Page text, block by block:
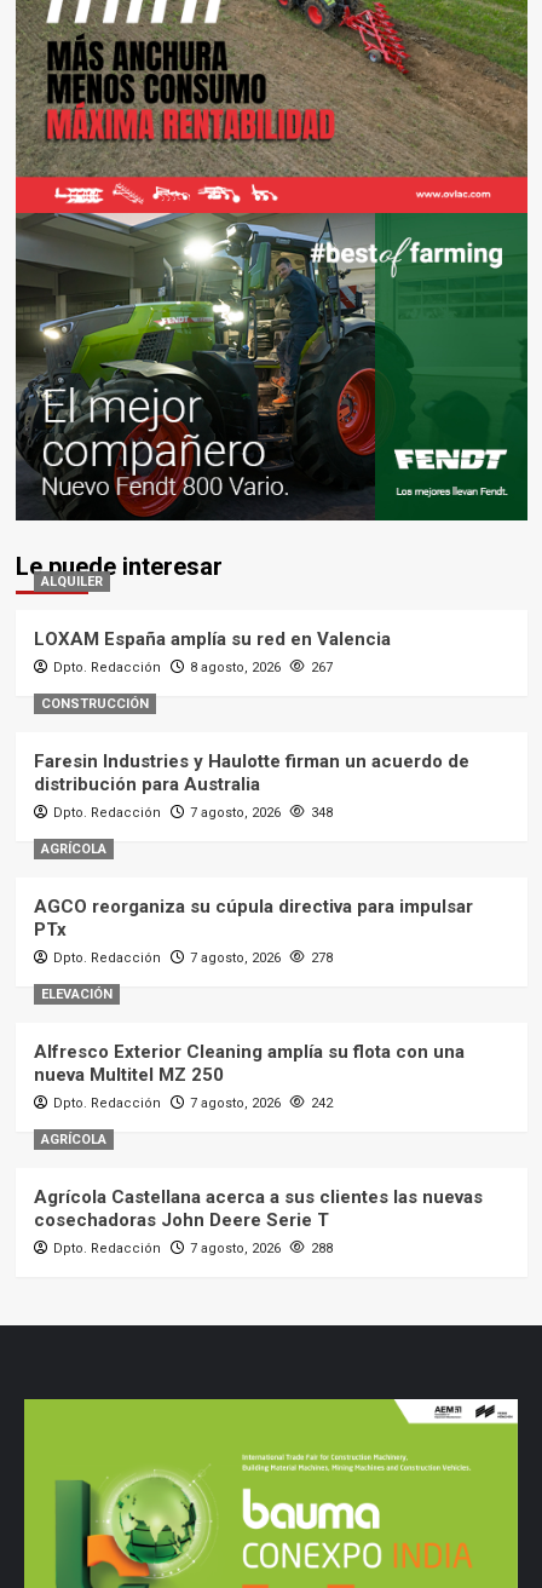
Le puede interesar
ALQUILER
LOXAM España amplía su red en Valencia
Dpto. Redacción 8 agosto, 2026 267
CONSTRUCCIÓN
Faresin Industries y Haulotte firman un acuerdo de
distribución para Australia
Dpto. Redacción 7 agosto, 2026 348
AGRÍCOLA
AGCO reorganiza su cúpula directiva para impulsar
PTx
Dpto. Redacción 7 agosto, 2026 278
ELEVACIÓN
Alfresco Exterior Cleaning amplía su flota con una
nueva Multitel MZ 250
Dpto. Redacción 7 agosto, 2026 242
AGRÍCOLA
Agrícola Castellana acerca a sus clientes las nuevas
cosechadoras John Deere Serie T
Dpto. Redacción 7 agosto, 2026 288